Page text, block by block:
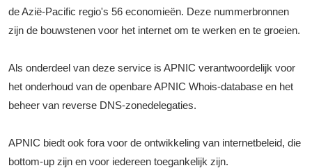
de Azië-Pacific regio's 56 economieën. Deze nummerbronnen
zijn de bouwstenen voor het internet om te werken en te groeien.
Als onderdeel van deze service is APNIC verantwoordelijk voor
het onderhoud van de openbare APNIC Whois-database en het
beheer van reverse DNS-zonedelegaties.
APNIC biedt ook fora voor de ontwikkeling van internetbeleid, die
bottom-up zijn en voor iedereen toegankelijk zijn.